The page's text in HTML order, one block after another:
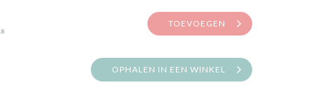
TOEVOEGEN
OPHALEN IN EEN WINKEL